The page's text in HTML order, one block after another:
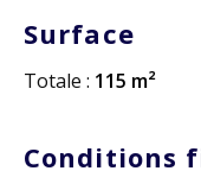
Surface
Totale : 115 m²
Conditions